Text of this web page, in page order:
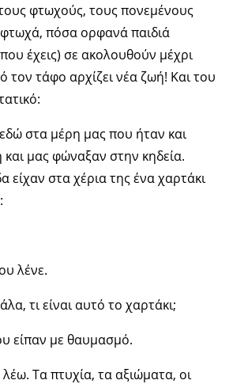
φτωχούς, τους πονεμένους
πόσα ορφανά παιδιά
έχεις) σε ακολουθούν μέχρι
τάφο αρχίζει νέα ζωή! Και του
στα μέρη μας που ήταν και
μας φώναξαν στην κηδεία.
είχαν στα χέρια της ένα χαρτάκι
λένε.
τι είναι αυτό το χαρτάκι;
είπαν με θαυμασμό.
Τα πτυχία, τα αξιώματα, οι